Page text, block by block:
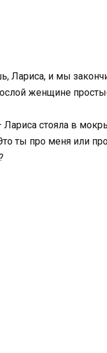
Лариса, и мы
женщине
стояла в
ты про меня или